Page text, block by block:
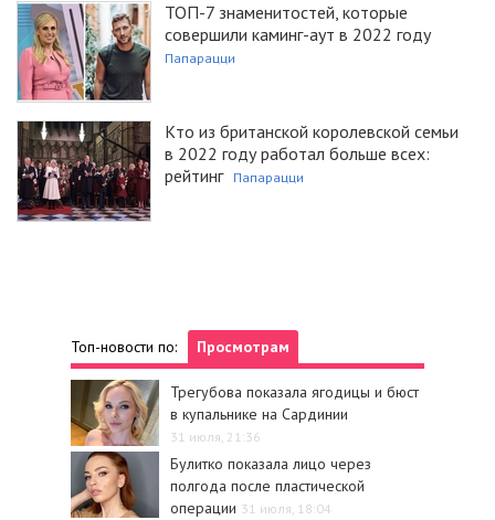
ТОП-7 знаменитостей, которые
совершили каминг-аут в 2022 году
Папарацци
Кто из британской королевской семьи
в 2022 году работал больше всех:
рейтинг
Папарацци
Топ-новости по: Просмотрам
Трегубова показала ягодицы и бюст
в купальнике на Сардинии
31 июля, 21:36
Булитко показала лицо через
полгода после пластической
операции 31 июля, 18:04